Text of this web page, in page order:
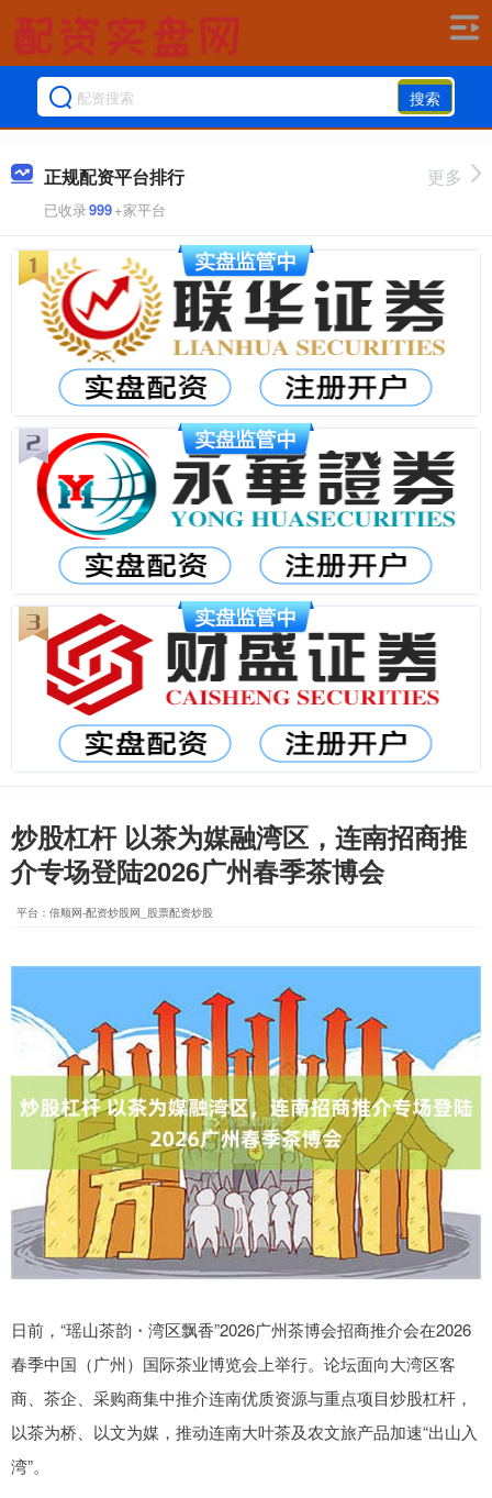
搜索
正规配资平台排行
已收录999+家平台
更多
炒股杠杆 以茶为媒融湾区，连南招商推
介专场登陆2026广州春季茶博会
平台：倍顺网-配资炒股网_股票配资炒股
日前，“瑶山茶韵・湾区飘香”2026广州茶博会招商推介会在2026
春季中国（广州）国际茶业博览会上举行。论坛面向大湾区客
商、茶企、采购商集中推介连南优质资源与重点项目炒股杠杆，
以茶为桥、以文为媒，推动连南大叶茶及农文旅产品加速“出山入
湾”。